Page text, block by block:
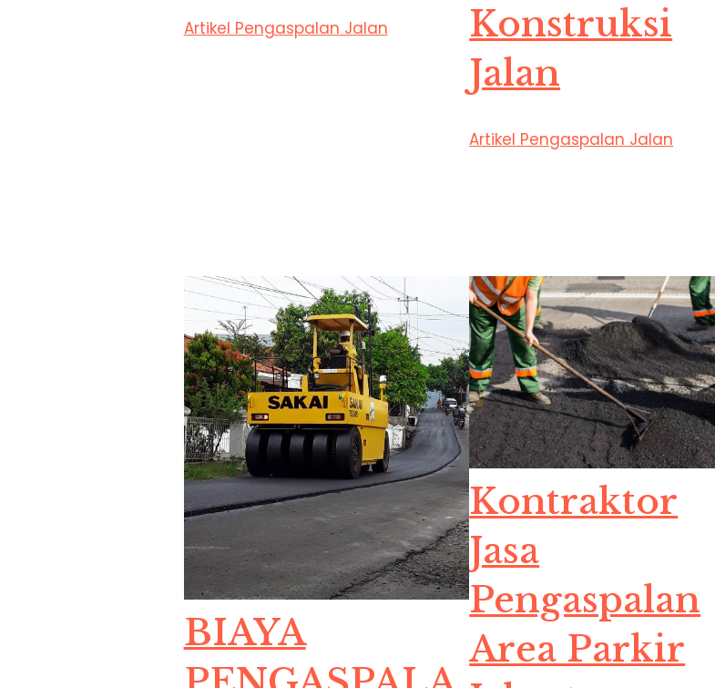
Artikel Pengaspalan Jalan
Konstruksi
Jalan
Artikel Pengaspalan Jalan
BIAYA
Kontraktor
Jasa
Pengaspalan
Area Parkir